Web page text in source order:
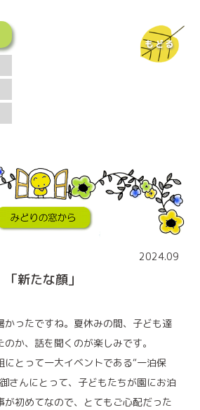
もどる
2024.09
「新たな顔」
ったですね。夏休みの間、子ども達
か、話を聞くのが楽しみです。
とって一大イベントである“一泊保
さんにとって、子どもたちが園にお泊
が初めてなので、とてもご心配だった